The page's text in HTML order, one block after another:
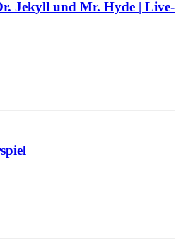
Jekyll und Mr. Hyde | Live-